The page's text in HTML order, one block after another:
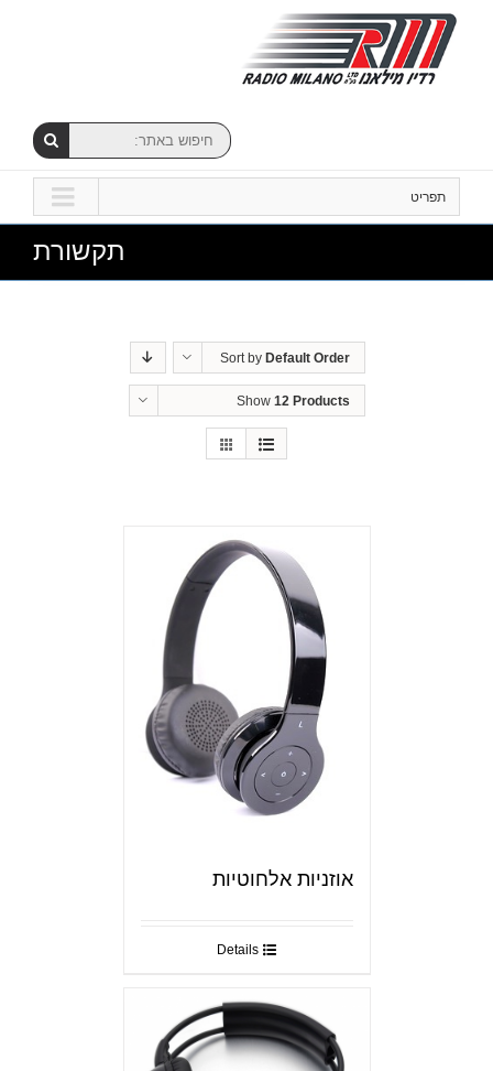
תפריט
תקשורת
Sort by Default Order
Show 12 Products
אוזניות אלחוטיות
Details